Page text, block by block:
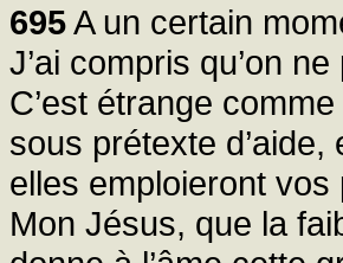
695A un certain
J’ai compris qu’on
C’est étrange
sous prétexte
elles emploieront
Mon Jésus, que la